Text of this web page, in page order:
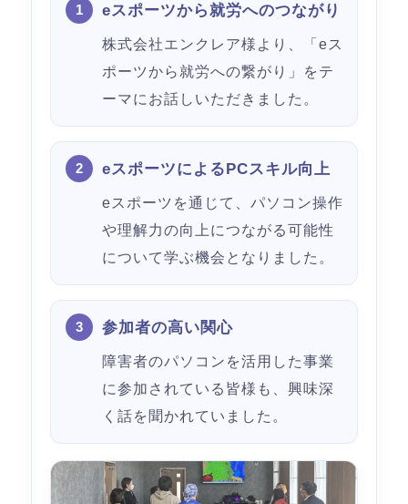
eスポーツから就労へのつながり
株式会社エンクレア様より、「eス
ポーツから就労への繋がり」をテ
ーマにお話しいただきました。
eスポーツによるPCスキル向上
eスポーツを通じて、パソコン操作
や理解力の向上につながる可能性
について学ぶ機会となりました。
参加者の高い関心
障害者のパソコンを活用した事業
に参加されている皆様も、興味深
く話を聞かれていました。